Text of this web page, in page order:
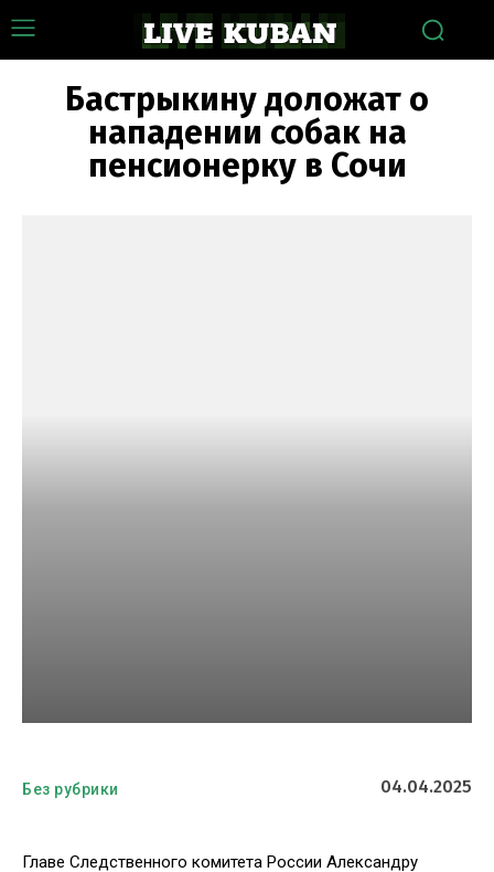
Бастрыкину доложат о
нападении собак на
пенсионерку в Сочи
Без рубрики 04.04.2025
Главе Следственного комитета России Александру